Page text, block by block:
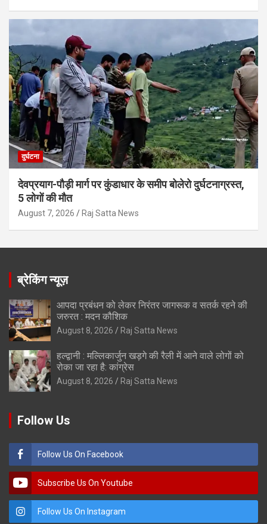
दुर्घटना
देवप्रयाग-पौड़ी मार्ग पर कुंडाधार के समीप बोलेरो दुर्घटनाग्रस्त,
5 लोगों की मौत
August 7, 2026 Raj Satta News
ब्रेकिंग न्यूज़
आपदा प्रबंधन को लेकर निरंतर जागरूक व सतर्क रहने की
जरुरत : मदन कौशिक
August 8, 2026 Raj Satta News
हल्द्वानी : मल्लिकार्जुन खड़गे की रैली में आने वाले लोगों को
रोका जा रहा है: कांग्रेस
August 8, 2026 Raj Satta News
Follow Us
Follow Us On Facebook
Subscribe Us On Youtube
Follow Us On Instagram